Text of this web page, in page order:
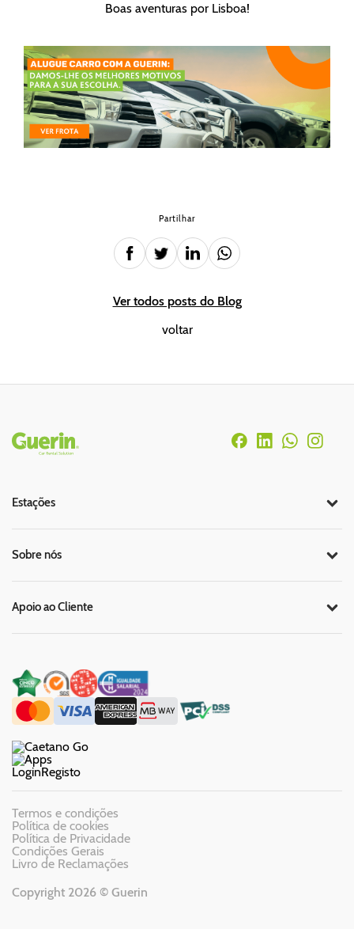
Boas aventuras por Lisboa!
Partilhar
Ver todos posts do Blog
voltar
Rodapé
Estações
Sobre nós
Apoio ao Cliente
LoginRegisto
Copyright 2026 © Guerin
Termos e condições
Política de cookies
Política de Privacidade
Condições Gerais
Livro de Reclamações